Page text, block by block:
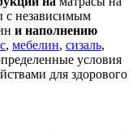
с независимым
и наполнению
, мебелин, сизаль,
условия
для здорового